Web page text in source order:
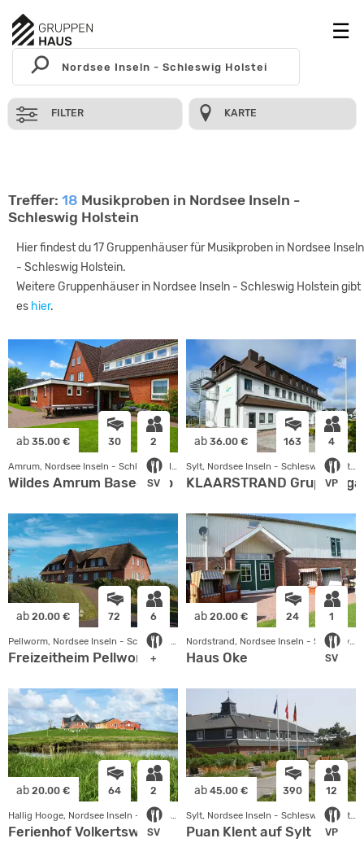
FILTER KARTE
Treffer: 18 Musikproben in Nordsee Inseln -
Schleswig Holstein
Hier findest du 17 Gruppenhäuser für Musikproben in Nordsee Inseln
- Schleswig Holstein.
Weitere Gruppenhäuser in Nordsee Inseln - Schleswig Holstein gibt
es hier.
ab 35.00 € 30 2
SV
Amrum, Nordsee Inseln - Schleswig Holstein
Wildes Amrum Basecamp
ab 36.00 € 163 4
VP
Sylt, Nordsee Inseln - Schleswig Holstein
KLAARSTRAND
ab 20.00 € 72 6
+
Freizeitheim Pellworm
ab 20.00 € 24 1
SV
Haus Oke
ab 20.00 € 64 2
SV
Hallig Hooge, Nordsee Inseln - Schleswig Holstein
Ferienhof Volkertswarft
ab 45.00 € 390 12
VP
Sylt, Nordsee Inseln - Schleswig Holstein
Puan Klent auf Sylt